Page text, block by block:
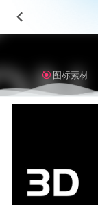
图标素材
NFTY – NFT